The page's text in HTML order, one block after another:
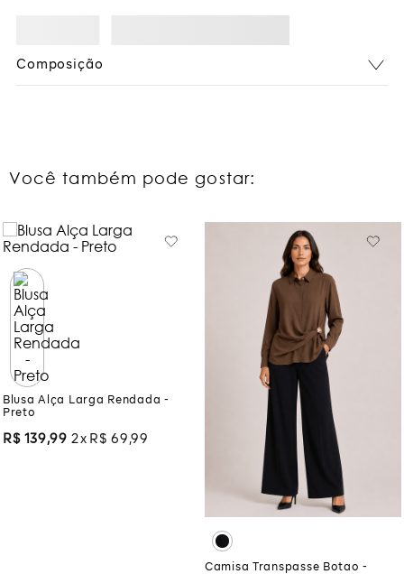
Composição
Você também pode gostar:
Blusa Alça Larga Rendada -
Preto
R$ 139,99 2
Camisa Transpasse Botao -